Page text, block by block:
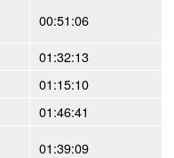
00:51:06
01:32:13
01:15:10
01:46:41
01:39:09